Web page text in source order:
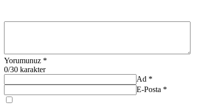
Yorumunuz *
0/30 karakter
Ad *
E-Posta *